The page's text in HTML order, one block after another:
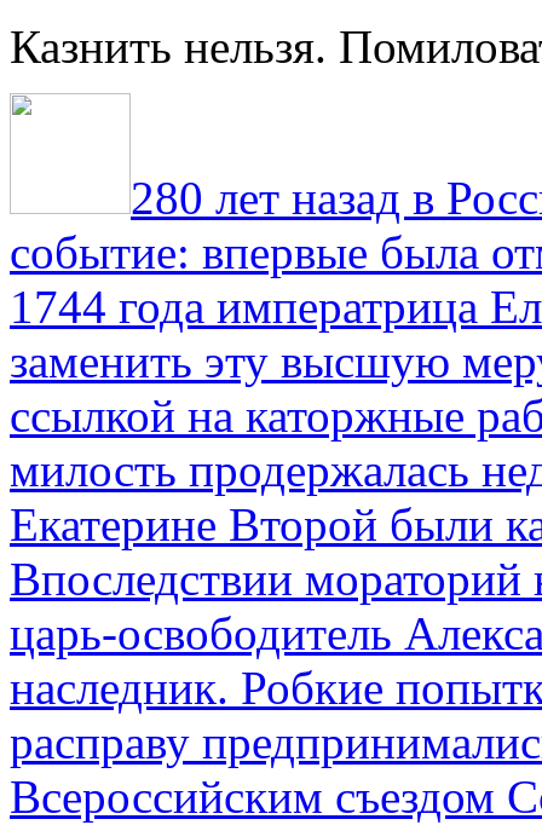
Казнить нельзя.
280 лет назад в
событие: впервые была
1744 года императрица
заменить эту высшую
ссылкой на каторжные
милость продержалась
Екатерине Второй были
Впоследствии мораторий
царь-освободитель
наследник. Робкие
расправу
Всероссийским съездом